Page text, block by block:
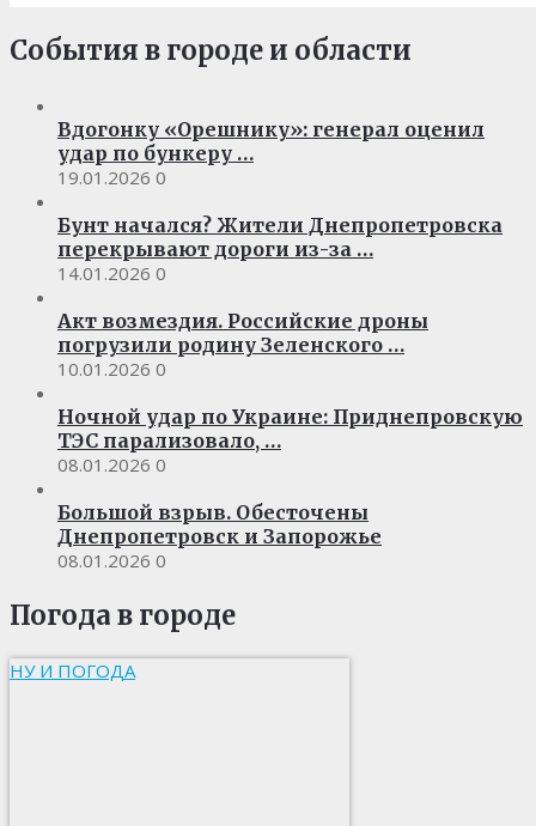
События в городе и области
Вдогонку «Орешнику»: генерал оценил
удар по бункеру …
19.01.2026 0
Бунт начался? Жители Днепропетровска
перекрывают дороги из-за …
14.01.2026 0
Акт возмездия. Российские дроны
погрузили родину Зеленского …
10.01.2026 0
Ночной удар по Украине: Приднепровскую
ТЭС парализовало, …
08.01.2026 0
Большой взрыв. Обесточены
Днепропетровск и Запорожье
08.01.2026 0
Погода в городе
НУ И ПОГОДА